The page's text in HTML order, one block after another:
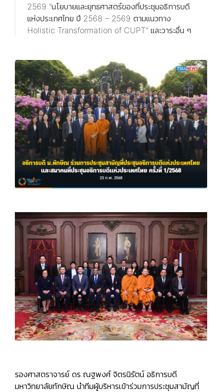
2569 “นโยบายและยุทธศาสตร์ของที่ประชุมอธิการบดี
แห่งประเทศไทย ปี 2568 – 2569 ตามแนวทาง
Holistic Transformation of CUPT” และวาระอื่น ๆ
รองศาสตราจารย์ ดร.ณฐพงศ์ จิตรนิรัตน์ อธิการบดี
มหาวิทยาลัยทักษิณ นำทีมผู้บริหารเข้าร่วมการประชุมสามัญที่